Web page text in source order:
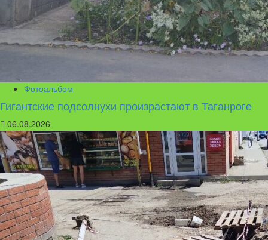
Фотоальбом
Гигантские подсолнухи произрастают в Таганроге
06.08.2026